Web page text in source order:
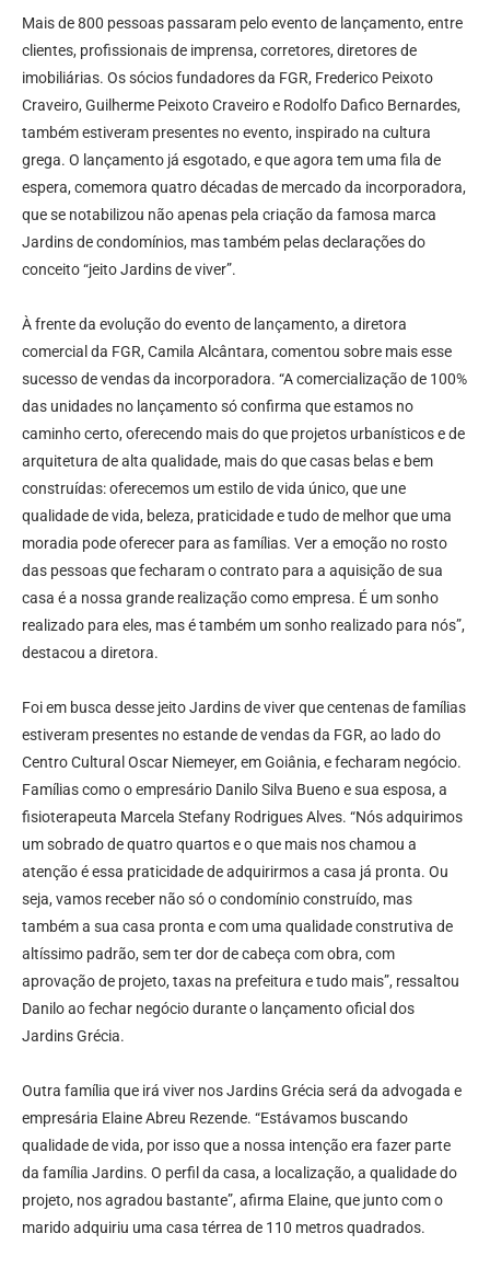
Mais de 800 pessoas passaram pelo evento de lançamento, entre
clientes, profissionais de imprensa, corretores, diretores de
imobiliárias. Os sócios fundadores da FGR, Frederico Peixoto
Craveiro, Guilherme Peixoto Craveiro e Rodolfo Dafico Bernardes,
também estiveram presentes no evento, inspirado na cultura
grega. O lançamento já esgotado, e que agora tem uma fila de
espera, comemora quatro décadas de mercado da incorporadora,
que se notabilizou não apenas pela criação da famosa marca
Jardins de condomínios, mas também pelas declarações do
conceito “jeito Jardins de viver”.
À frente da evolução do evento de lançamento, a diretora
comercial da FGR, Camila Alcântara, comentou sobre mais esse
sucesso de vendas da incorporadora. “A comercialização de 100%
das unidades no lançamento só confirma que estamos no
caminho certo, oferecendo mais do que projetos urbanísticos e de
arquitetura de alta qualidade, mais do que casas belas e bem
construídas: oferecemos um estilo de vida único, que une
qualidade de vida, beleza, praticidade e tudo de melhor que uma
moradia pode oferecer para as famílias. Ver a emoção no rosto
das pessoas que fecharam o contrato para a aquisição de sua
casa é a nossa grande realização como empresa. É um sonho
realizado para eles, mas é também um sonho realizado para nós”,
destacou a diretora.
Foi em busca desse jeito Jardins de viver que centenas de famílias
estiveram presentes no estande de vendas da FGR, ao lado do
Centro Cultural Oscar Niemeyer, em Goiânia, e fecharam negócio.
Famílias como o empresário Danilo Silva Bueno e sua esposa, a
fisioterapeuta Marcela Stefany Rodrigues Alves. “Nós adquirimos
um sobrado de quatro quartos e o que mais nos chamou a
atenção é essa praticidade de adquirirmos a casa já pronta. Ou
seja, vamos receber não só o condomínio construído, mas
também a sua casa pronta e com uma qualidade construtiva de
altíssimo padrão, sem ter dor de cabeça com obra, com
aprovação de projeto, taxas na prefeitura e tudo mais”, ressaltou
Danilo ao fechar negócio durante o lançamento oficial dos
Jardins Grécia.
Outra família que irá viver nos Jardins Grécia será da advogada e
empresária Elaine Abreu Rezende. “Estávamos buscando
qualidade de vida, por isso que a nossa intenção era fazer parte
da família Jardins. O perfil da casa, a localização, a qualidade do
projeto, nos agradou bastante”, afirma Elaine, que junto com o
marido adquiriu uma casa térrea de 110 metros quadrados.